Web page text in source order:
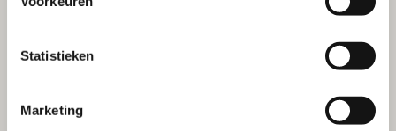
Statistieken
Marketing